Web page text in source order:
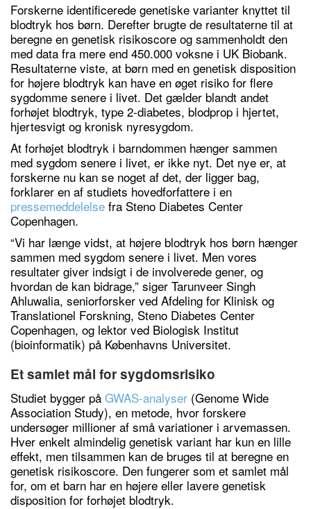
Forskerne identificerede genetiske varianter knyttet til
blodtryk hos børn. Derefter brugte de resultaterne til at
beregne en genetisk risikoscore og sammenholdt den
med data fra mere end 450.000 voksne i UK Biobank.
Resultaterne viste, at børn med en genetisk disposition
for højere blodtryk kan have en øget risiko for flere
sygdomme senere i livet. Det gælder blandt andet
forhøjet blodtryk, type 2-diabetes, blodprop i hjertet,
hjertesvigt og kronisk nyresygdom.
At forhøjet blodtryk i barndommen hænger sammen
med sygdom senere i livet, er ikke nyt. Det nye er, at
forskerne nu kan se noget af det, der ligger bag,
forklarer en af studiets hovedforfattere i en
pressemeddelelse fra Steno Diabetes Center
Copenhagen.
“Vi har længe vidst, at højere blodtryk hos børn hænger
sammen med sygdom senere i livet. Men vores
resultater giver indsigt i de involverede gener, og
hvordan de kan bidrage,” siger Tarunveer Singh
Ahluwalia, seniorforsker ved Afdeling for Klinisk og
Translationel Forskning, Steno Diabetes Center
Copenhagen, og lektor ved Biologisk Institut
(bioinformatik) på Københavns Universitet.
Et samlet mål for sygdomsrisiko
Studiet bygger på GWAS-analyser (Genome Wide
Association Study), en metode, hvor forskere
undersøger millioner af små variationer i arvemassen.
Hver enkelt almindelig genetisk variant har kun en lille
effekt, men tilsammen kan de bruges til at beregne en
genetisk risikoscore. Den fungerer som et samlet mål
for, om et barn har en højere eller lavere genetisk
disposition for forhøjet blodtryk.